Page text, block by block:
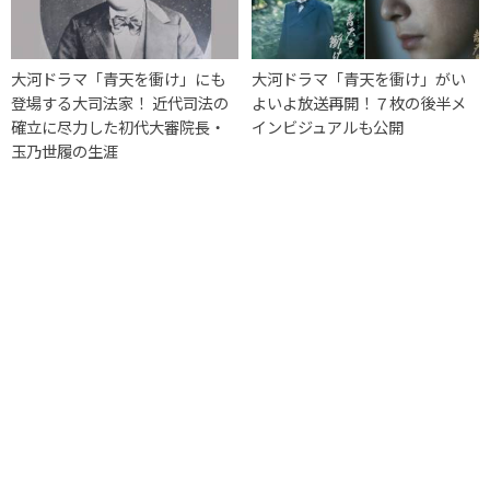
大河ドラマ「青天を衝け」にも
登場する大司法家！ 近代司法の
確立に尽力した初代大審院長・
玉乃世履の生涯
大河ドラマ「青天を衝け」がい
よいよ放送再開！７枚の後半メ
インビジュアルも公開